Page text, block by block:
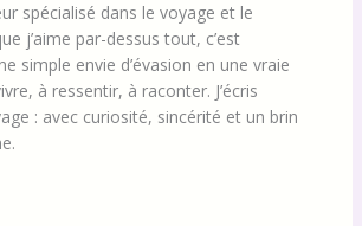
spécialisé dans le voyage et le
j’aime par-dessus tout, c’est
simple envie d’évasion en une vraie
à ressentir, à raconter. J’écris
: avec curiosité, sincérité et un brin